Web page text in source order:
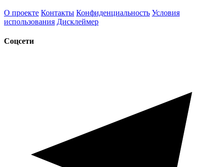
О проекте Контакты Конфиденциальность Условия
использования Дисклеймер
Соцсети